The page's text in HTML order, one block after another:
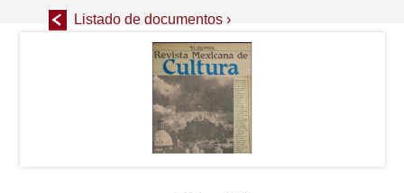
Listado de documentos ›